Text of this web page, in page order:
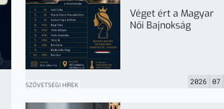
Véget ért a Magyar
Női Bajnokság
SZÖVETSÉGI HÍREK 2026 07